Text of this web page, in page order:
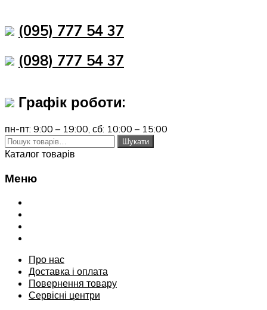
(095) 777 54 37
(098) 777 54 37
Графік роботи:
пн-пт: 9:00 – 19:00, сб: 10:00 – 15:00
Шукати:
Шукати
Каталог товарів
Меню
Переглянути
Про нас
Доставка і оплата
Повернення товару
Сервісні центри